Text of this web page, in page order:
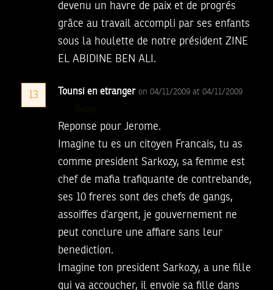
devenu un havre de paix et de progrés
grâce au travail accompli par ses enfants
sous la houlette de notre président ZINE
EL ABIDINE BEN ALI.
13 Tounsi en etranger on 04/11/2009 at 04/11/2009
Reponse pour Jerome.
Imagine tu es un citoyen Francais, tu as
comme president Sarkozy, sa femme est
chef de mafia trafiquante de contrebande,
ses 10 freres sont des chefs de gangs,
assoiffes d’argent, je gouvernement ne
peut conclure une affiare sans leur
benediction.
Imagine ton president Sarkozy, a une fille
qui va accoucher, il envoie sa fille dans